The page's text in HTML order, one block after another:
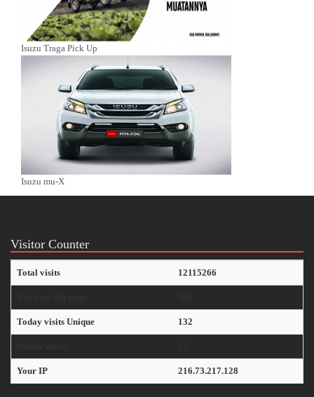
Isuzu Traga Pick Up
Isuzu mu-X
Visitor Counter
Total visits 12115266
Today visits Unique 132
Your IP 216.73.217.128